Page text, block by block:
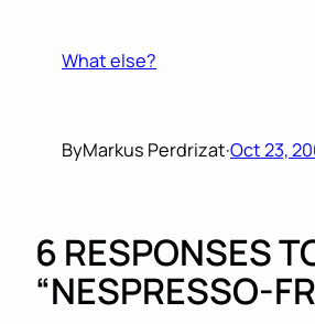
What else?
ByMarkus Perdrizat·Oct 23,
6 RESPONSES
“NESPRESSO-